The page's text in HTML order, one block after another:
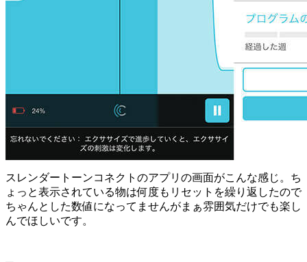
スレンダートーンコネクトのアプリの画面がこんな感じ。ち
ょっと表示されている物は何度もリセットを繰り返したので
ちゃんとした数値になってませんがまぁ雰囲気だけでも楽し
んでほしいです。